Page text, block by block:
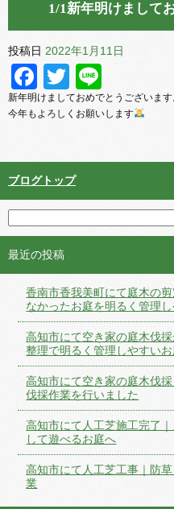
1/1新年明けまして
投稿日 2022年1月11日
Facebook
Twitter
新年明けましておめでとうございます
今年もよろしくお願いします
ブログトップ
最近の投稿
香南市香我美町にて庭木の
なかったお庭を明るく管理
高知市にて空き家の庭木伐
整理で明るく管理しやすい
高知市にて空き家の庭木伐
伐採作業を行いました
高知市にて人工芝施工完了
して遊べるお庭へ
高知市にて人工芝工事｜防
業